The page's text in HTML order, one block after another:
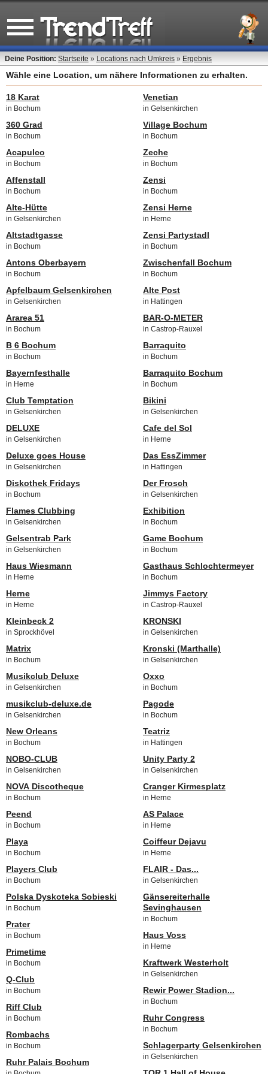
Deine Position: Startseite » Locations nach Umkreis » Ergebnis
Wähle eine Location, um nähere Informationen zu erhalten.
18 Karat
in Bochum
360 Grad
in Bochum
Acapulco
in Bochum
Affenstall
in Bochum
Alte-Hütte
in Gelsenkirchen
Altstadtgasse
in Bochum
Antons Oberbayern
in Bochum
Apfelbaum Gelsenkirchen
in Gelsenkirchen
Ararea 51
in Bochum
B 6 Bochum
in Bochum
Bayernfesthalle
in Herne
Club Temptation
in Gelsenkirchen
DELUXE
in Gelsenkirchen
Deluxe goes House
in Gelsenkirchen
Diskothek Fridays
in Bochum
Flames Clubbing
in Gelsenkirchen
Gelsentrab Park
in Gelsenkirchen
Haus Wiesmann
in Herne
Herne
in Herne
Kleinbeck 2
in Sprockhövel
Matrix
in Bochum
Musikclub Deluxe
in Gelsenkirchen
musikclub-deluxe.de
in Gelsenkirchen
New Orleans
in Bochum
NOBO-CLUB
in Gelsenkirchen
NOVA Discotheque
in Bochum
Peend
in Bochum
Playa
in Bochum
Players Club
in Bochum
Polska Dyskoteka Sobieski
in Bochum
Prater
in Bochum
Primetime
in Bochum
Q-Club
in Bochum
Riff Club
in Bochum
Rombachs
in Bochum
Ruhr Palais Bochum
Venetian
in Gelsenkirchen
Village Bochum
in Bochum
Zeche
in Bochum
Zensi
in Bochum
Zensi Herne
in Herne
Zensi Partystadl
in Bochum
Zwischenfall Bochum
in Bochum
Alte Post
in Hattingen
BAR-O-METER
in Castrop-Rauxel
Barraquito
in Bochum
Barraquito Bochum
in Bochum
Bikini
in Gelsenkirchen
Cafe del Sol
in Herne
Das EssZimmer
in Hattingen
Der Frosch
in Gelsenkirchen
Exhibition
in Bochum
Game Bochum
in Bochum
Gasthaus Schlochtermeyer
in Bochum
Jimmys Factory
in Castrop-Rauxel
KRONSKI
in Gelsenkirchen
Kronski (Marthalle)
in Gelsenkirchen
Oxxo
in Bochum
Pagode
in Bochum
Teatriz
in Hattingen
Unity Party 2
in Gelsenkirchen
Cranger Kirmesplatz
in Herne
AS Palace
in Herne
Coiffeur Dejavu
in Herne
FLAIR - Das...
in Gelsenkirchen
Gänsereiterhalle
Sevinghausen
in Bochum
Haus Voss
in Herne
Kraftwerk Westerholt
in Gelsenkirchen
Rewir Power Stadion...
in Bochum
Ruhr Congress
in Bochum
Schlagerparty Gelsenkirchen
in Gelsenkirchen